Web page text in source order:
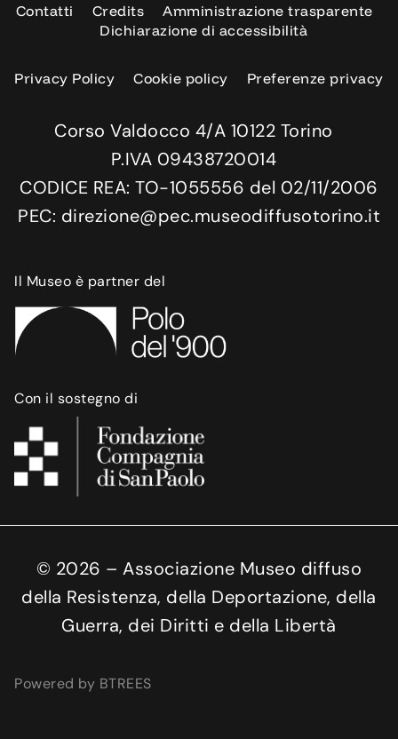
Contatti Credits
Amministrazione trasparente
Dichiarazione di accessibilità
Privacy Policy Cookie policy Preferenze privacy
Corso Valdocco 4/A 10122 Torino
P.IVA 09438720014
CODICE REA: TO-1055556 del 02/11/2006
PEC: direzione@pec.museodiffusotorino.it
Il Museo è partner del
Con il sostegno di
© 2026 – Associazione Museo diffuso
della Resistenza, della Deportazione, della
Guerra, dei Diritti e della Libertà
Powered by BTREES